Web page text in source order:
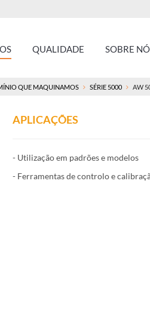
QUALIDADE SOBRE
QUE MAQUINAMOS SÉRIE 5000 AW
APLICAÇÕES
- Utilização em padrões e modelos
- Ferramentas de controlo e